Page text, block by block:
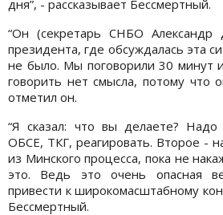
дня”, - рассказывает Бессмертный.
“Он (секретарь СНБО
президента, где обсуждалась эта
не было. Мы поговорили 30 минут
говорить нет смысла, потому что
отметил он.
“Я сказал: что вы делаете? Надо
ОБСЕ, ТКГ, реагировать. Второе -
из Минского процесса, пока не
это. Ведь это очень опасная
привести к широкомасштабному
Бессмертный.